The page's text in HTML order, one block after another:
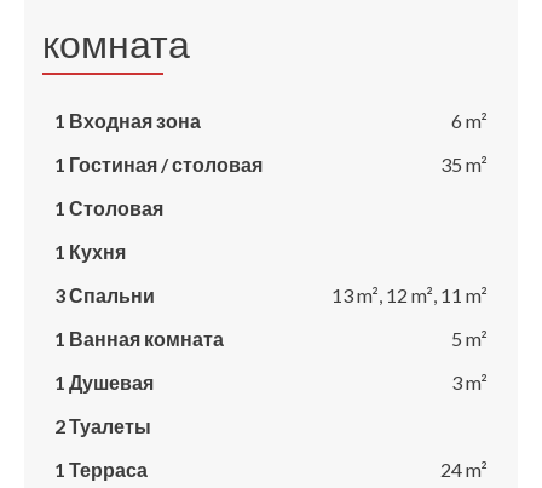
комната
1 Входная зона
6 m²
1 Гостиная / столовая
35 m²
1 Столовая
1 Кухня
3 Спальни
13 m², 12 m², 11 m²
1 Ванная комната
5 m²
1 Душевая
3 m²
2 Туалеты
1 Терраса
24 m²